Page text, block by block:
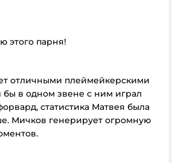
этого парня!
отличными плеймейкерскими
бы в одном звене с ним играл
статистика Матвея была
Мичков генерирует огромную